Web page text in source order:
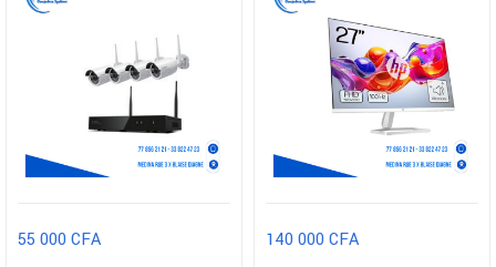
55 000 CFA 140 000 CFA